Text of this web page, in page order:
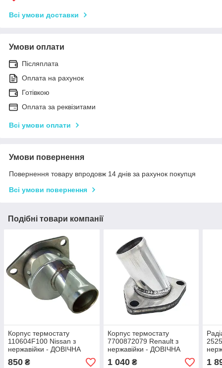
Всі умови доставки
Умови оплати
Післяплата
Оплата на рахунок
Готівкою
Оплата за реквізитами
Всі умови оплати
Умови повернення
Повернення товару впродовж 14 днів за рахунок покупця
Всі умови повернення
Подібні товари компанії
Корпус термостату
110604F100 Nissan з
нержавійки - ДОВІЧНА
ГАРАНТІЯ
850 ₴
Корпус термостату
7700872079 Renault з
нержавійки - ДОВІЧНА
ГАРАНТІЯ
1 040₴ 1